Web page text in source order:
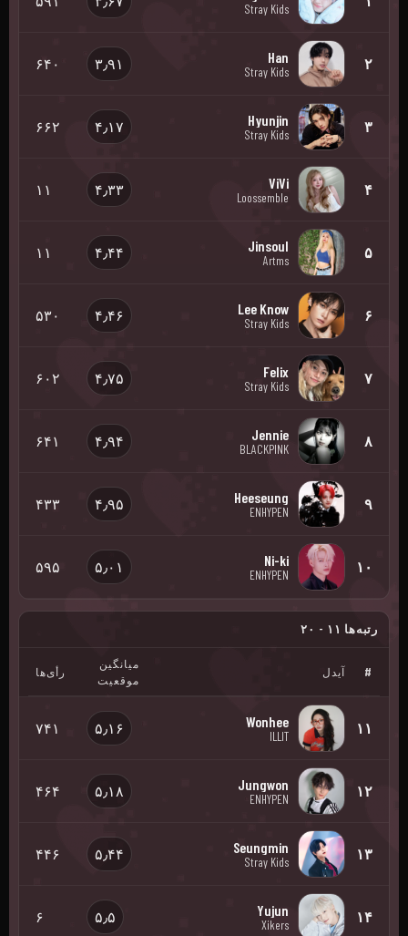
Stray Kids
۲ Han
Stray Kids ۳٫۹۱ ۶۴۰
۳ Hyunjin
Stray Kids ۴٫۱۷ ۶۶۲
۴ ViVi
Loossemble ۴٫۳۳ ۱۱
۵ Jinsoul
Artms ۴٫۴۴ ۱۱
۶ Lee Know
Stray Kids ۴٫۴۶ ۵۳۰
۷ Felix
Stray Kids ۴٫۷۵ ۶۰۲
۸ Jennie
BLACKPINK ۴٫۹۴ ۶۴۱
۹ Heeseung
ENHYPEN ۴٫۹۵ ۴۳۳
۱۰ Ni-ki
ENHYPEN ۵٫۰۱ ۵۹۵
رتبه‌ها ۱۱ - ۲۰
# آیدل
میانگین
موقعیت
رأی‌ها
۱۱ Wonhee
ILLIT ۵٫۱۶ ۷۴۱
۱۲ Jungwon
ENHYPEN ۵٫۱۸ ۴۶۴
۱۳ Seungmin
Stray Kids ۵٫۴۴ ۴۴۶
۱۴ Yujun
Xikers ۵٫۵ ۶